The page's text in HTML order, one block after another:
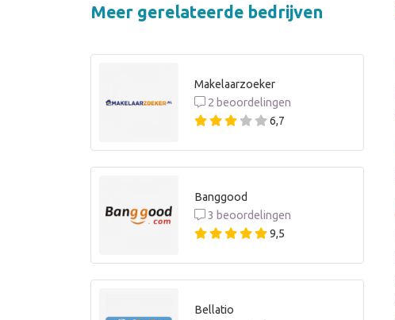
Meer gerelateerde bedrijven
Makelaarzoeker
2 beoordelingen
6,7
Banggood
3 beoordelingen
9,5
Bellatio